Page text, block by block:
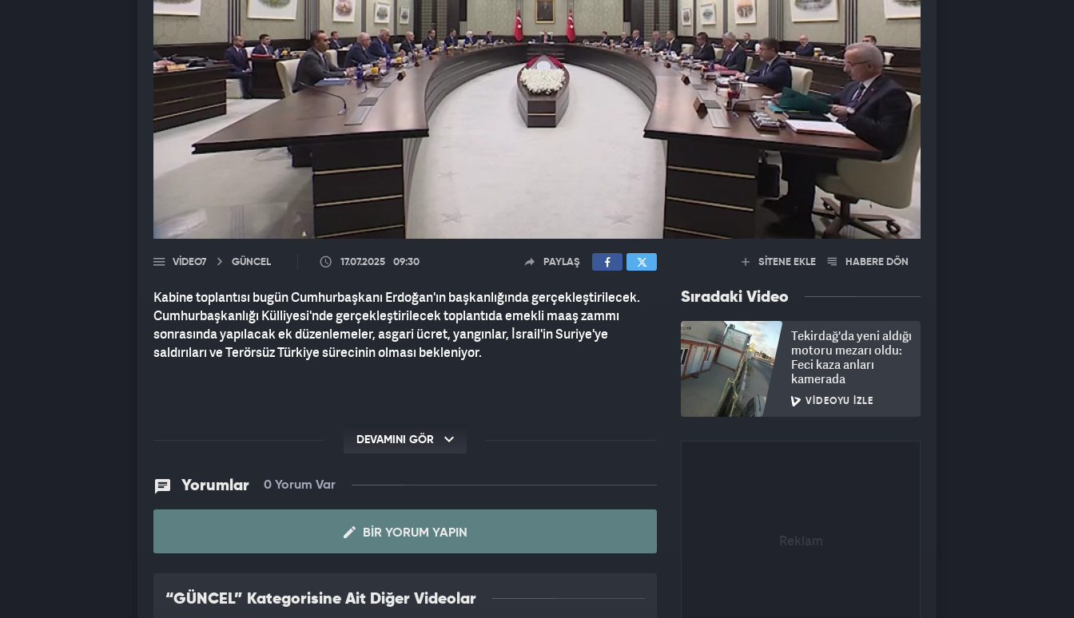
VIDEO7 GÜNCEL 17.07.2025 09:30 PAYLAŞ
Kabine toplantısı bugün Cumhurbaşkanı Erdoğan'ın başkanlığında gerçekleştirilecek.
Cumhurbaşkanlığı Külliyesi'nde gerçekleştirilecek toplantıda emekli maaş zammı
sonrasında yapılacak ek düzenlemeler, asgari ücret, yangınlar, İsrail'in Suriye'ye
saldırıları ve Terörsüz Türkiye sürecinin olması bekleniyor.
DEVAMINI GÖR
Yorumlar 0 Yorum Var
BIR YORUM YAPIN
“GÜNCEL” Kategorisine Ait Diğer Videolar
SİTENE EKLE HABERE DÖN
Sıradaki Video
Tekirdağ'da yeni aldığı
motoru mezarı oldu:
Feci kaza anları
kamerada
VIDEOYU İZLE